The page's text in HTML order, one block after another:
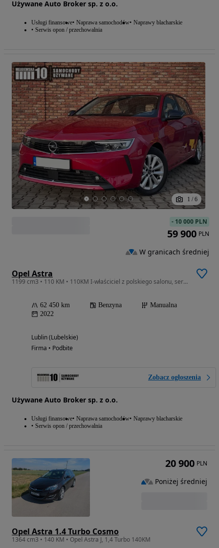
Używane Auto Broker sp. z o.o.
Usługi finansowe Naprawa samochodów Naprawy blacharskie
Serwis opon / przechowalnia
1 / 6
Opel Astra
1199 cm3 • 110 KM • 110KM I-właściciel z polskiego salonu, serwis ASO
62 450 km Benzyna
Manualna
2022
Lublin (Lubelskie)
Firma • Podbite
Zobacz ogłoszenia
Używane Auto Broker sp. z o.o.
Usługi finansowe Naprawa samochodów Naprawy blacharskie
Serwis opon / przechowalnia
- 10 000 PLN
59 900 PLN
W granicach średniej
Opel Astra 1.4 Turbo Cosmo
1364 cm3 • 140 KM • Opel Astra J, 1,4 Turbo 140KM
20 900 PLN
Poniżej średniej